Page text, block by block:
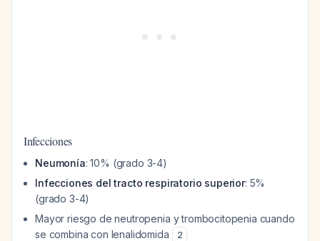
Infecciones
Neumonía: 10% (grado 3-4)
Infecciones del tracto respiratorio superior: 5%
(grado 3-4)
Mayor riesgo de neutropenia y trombocitopenia cuando
se combina con lenalidomida
2